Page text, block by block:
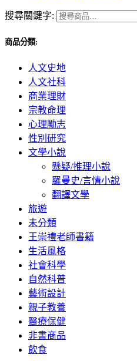
搜尋關鍵字:
商品分類:
人文史地
人文社科
商業理財
宗教命理
心理勵志
性別研究
文學小說
懸疑/推理小說
羅曼史/言情小說
翻譯文學
旅遊
未分類
王崇禮老師書籍
生活風格
社會科學
自然科普
藝術設計
親子教養
醫療保健
非書商品
飲食